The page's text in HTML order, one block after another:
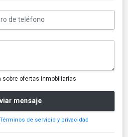
sobre ofertas inmobiliarias
mensaje
Términos de servicio y privacidad